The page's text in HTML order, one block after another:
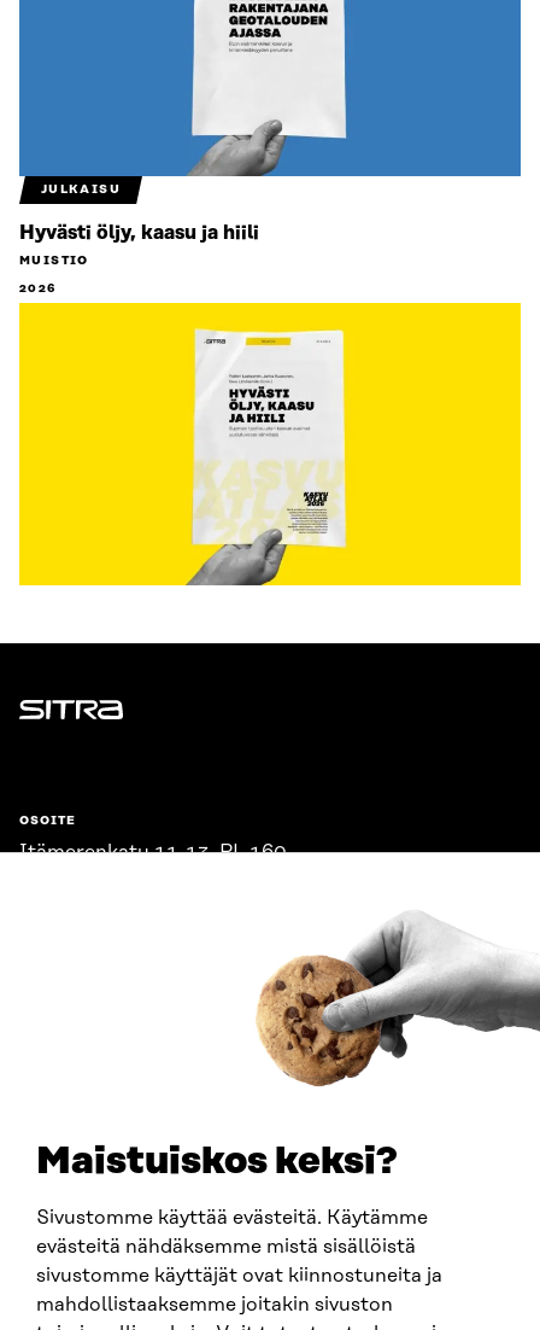
Maistuiskos keksi?
Sivustomme käyttää evästeitä. Käytämme
evästeitä nähdäksemme mistä sisällöistä
sivustomme käyttäjät ovat kiinnostuneita ja
mahdollistaaksemme joitakin sivuston
JULKAISU
Hyvästi öljy, kaasu ja hiili
MUISTIO
2026
Sitra
OSOITE
Itämerenkatu 11-13, PL 160,
SITRA SOSIAALISESSA MEDIASSA
LinkedIn
Instagram